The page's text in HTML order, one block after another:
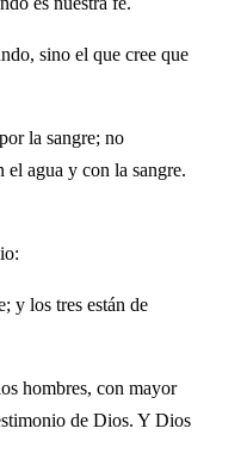
sino el que cree que
la sangre; no
el agua y con la sangre.
y los tres están de
hombres, con mayor
de Dios. Y Dios